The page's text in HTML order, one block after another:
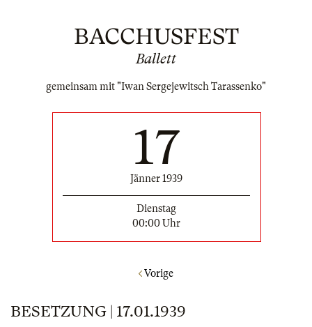
BACCHUSFEST
Ballett
gemeinsam mit "Iwan Sergejewitsch Tarassenko"
17
Jänner 1939
Dienstag
00:00 Uhr
Vorige
BESETZUNG | 17.01.1939